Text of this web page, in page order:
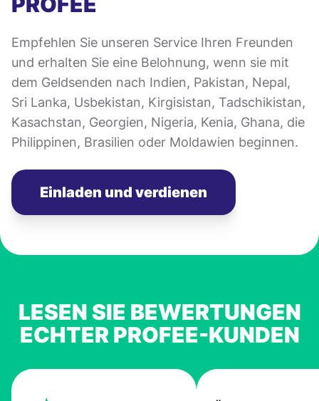
Empfehlen Sie unseren Service Ihren Freunden
und erhalten Sie eine Belohnung, wenn sie mit
dem Geldsenden nach Indien, Pakistan, Nepal,
Sri Lanka, Usbekistan, Kirgisistan, Tadschikistan,
Kasachstan, Georgien, Nigeria, Kenia, Ghana, die
Philippinen, Brasilien oder Moldawien beginnen.
Einladen und verdienen
LESEN SIE BEWERTUNGEN
ECHTER PROFEE-KUNDEN